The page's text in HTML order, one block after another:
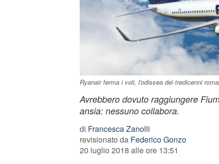
Ryanair ferma i voli, l'odissea dei tredicenni
Avrebbero dovuto raggiungere
ansia: nessuno collabora.
di Francesca Zanolli
revisionato da Federico Gonzo
20 luglio 2018 alle ore 13:51